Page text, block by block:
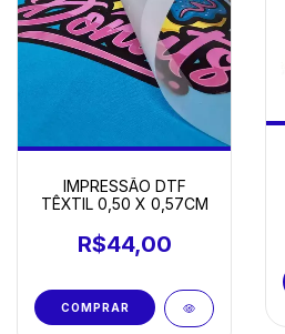
IMPRESSÃO DTF
TÊXTIL 0,50 X 0,57CM
R$44,00